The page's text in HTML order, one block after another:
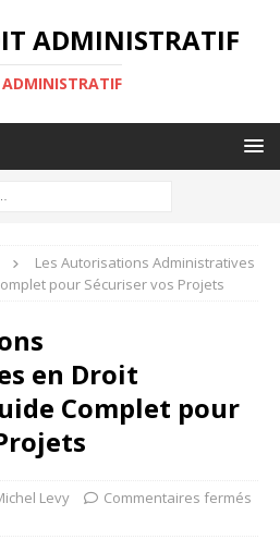
ADMINISTRATIF
Les Autorisations Administratives
pour Sécuriser vos Projets
en Droit
Complet pour
Levy Commentaires fermés